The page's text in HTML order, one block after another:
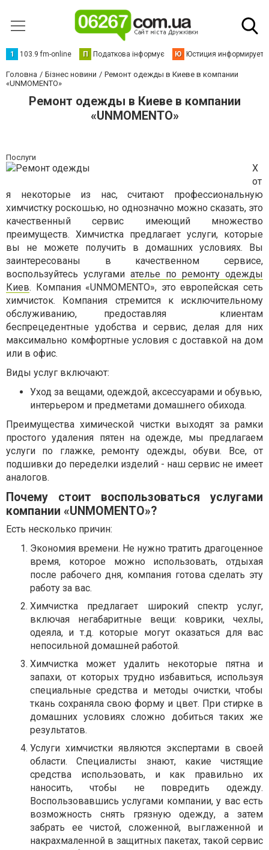
1 103.9 fm-online П Податкова інформує Ю Юстиция информирует
Головна Бізнес новини
Ремонт одежды в Киеве в компании
«UNMOMENTO»
Ремонт одежды в Киеве в компании
«UNMOMENTO»
Послуги
Х
от
я некоторые из нас, считают профессиональную
химчистку роскошью, но однозначно можно сказать, это
качественный сервис имеющий множество
преимуществ. Химчистка предлагает услуги, которые
вы не можете получить в домашних условиях. Вы
заинтересованы в качественном сервисе,
воспользуйтесь услугами ателье по ремонту одежды
Киев. Компания «UNMOMENTO», это европейская сеть
химчисток. Компания стремится к исключительному
обслуживанию, предоставляя клиентам
беспрецедентные удобства и сервис, делая для них
максимально комфортные условия с доставкой на дом
или в офис.
Виды услуг включают:
Уход за вещами, одеждой, аксессуарами и обувью,
интерьером и предметами домашнего обихода.
Преимущества химической чистки выходят за рамки
простого удаления пятен на одежде, мы предлагаем
услуги по глажке, ремонту одежды, обуви. Все, от
подшивки до переделки изделий - наш сервис не имеет
аналогов.
Почему стоит воспользоваться услугами
компании «UNMOMENTO»?
Есть несколько причин:
Экономия времени. Не нужно тратить драгоценное
время, которое можно использовать, отдыхая
после рабочего дня, компания готова сделать эту
работу за вас.
Химчистка предлагает широкий спектр услуг,
включая негабаритные вещи: коврики, чехлы,
одеяла, и т.д. которые могут оказаться для вас
непосильной домашней работой.
Химчистка может удалить некоторые пятна и
запахи, от которых трудно избавиться, используя
специальные средства и методы очистки, чтобы
ткань сохраняла свою форму и цвет. При стирке в
домашних условиях сложно добиться таких же
результатов.
Услуги химчистки являются экспертами в своей
области. Специалисты знают, какие чистящие
средства использовать, и как правильно их
наносить, чтобы не повредить одежду.
Воспользовавшись услугами компании, у вас есть
возможность снять грязную одежду, а затем
забрать ее чистой, сложенной, выглаженной и
накрахмаленной в защитных пакетах, такой сервис